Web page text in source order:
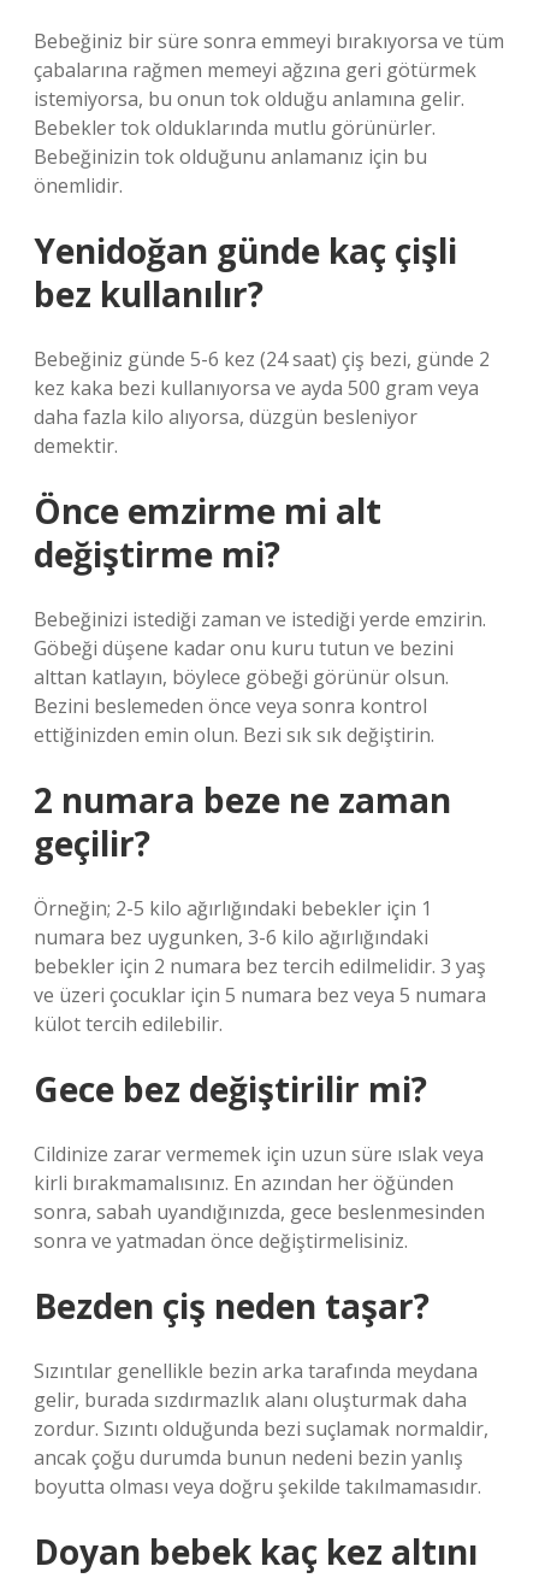
Bebeğiniz bir süre sonra emmeyi bırakıyorsa ve tüm
çabalarına rağmen memeyi ağzına geri götürmek
istemiyorsa, bu onun tok olduğu anlamına gelir.
Bebekler tok olduklarında mutlu görünürler.
Bebeğinizin tok olduğunu anlamanız için bu
önemlidir.
Yenidoğan günde kaç çişli
bez kullanılır?
Bebeğiniz günde 5-6 kez (24 saat) çiş bezi, günde 2
kez kaka bezi kullanıyorsa ve ayda 500 gram veya
daha fazla kilo alıyorsa, düzgün besleniyor
demektir.
Önce emzirme mi alt
değiştirme mi?
Bebeğinizi istediği zaman ve istediği yerde emzirin.
Göbeği düşene kadar onu kuru tutun ve bezini
alttan katlayın, böylece göbeği görünür olsun.
Bezini beslemeden önce veya sonra kontrol
ettiğinizden emin olun. Bezi sık sık değiştirin.
2 numara beze ne zaman
geçilir?
Örneğin; 2-5 kilo ağırlığındaki bebekler için 1
numara bez uygunken, 3-6 kilo ağırlığındaki
bebekler için 2 numara bez tercih edilmelidir. 3 yaş
ve üzeri çocuklar için 5 numara bez veya 5 numara
külot tercih edilebilir.
Gece bez değiştirilir mi?
Cildinize zarar vermemek için uzun süre ıslak veya
kirli bırakmamalısınız. En azından her öğünden
sonra, sabah uyandığınızda, gece beslenmesinden
sonra ve yatmadan önce değiştirmelisiniz.
Bezden çiş neden taşar?
Sızıntılar genellikle bezin arka tarafında meydana
gelir, burada sızdırmazlık alanı oluşturmak daha
zordur. Sızıntı olduğunda bezi suçlamak normaldir,
ancak çoğu durumda bunun nedeni bezin yanlış
boyutta olması veya doğru şekilde takılmamasıdır.
Doyan bebek kaç kez altını